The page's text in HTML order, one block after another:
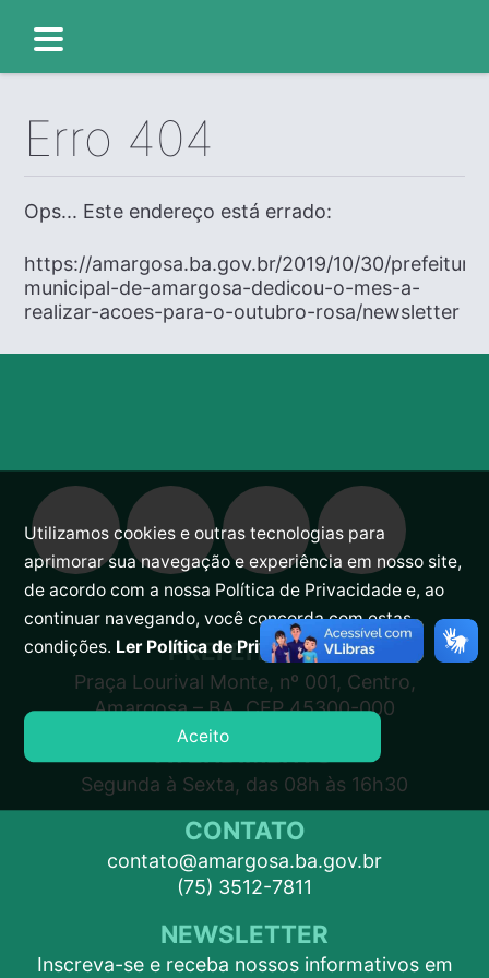
Erro 404
Ops... Este endereço está errado:
https://amargosa.ba.gov.br/2019/10/30/prefeitura-
municipal-de-amargosa-dedicou-o-mes-a-
realizar-acoes-para-o-outubro-rosa/newsletter
PREFEITURA
Praça Lourival Monte, nº 001, Centro,
Amargosa – BA, CEP 45300-000
Segunda à Sexta, das 08h às 16h30
CONTATO
contato@amargosa.ba.gov.br
(75) 3512-7811
NEWSLETTER
Inscreva-se e receba nossos informativos em
Utilizamos cookies e outras tecnologias para
aprimorar sua navegação e experiência em nosso site,
de acordo com a nossa Política de Privacidade e, ao
continuar navegando, você concorda com estas
condições. Ler Política de Privacidade.
Aceito